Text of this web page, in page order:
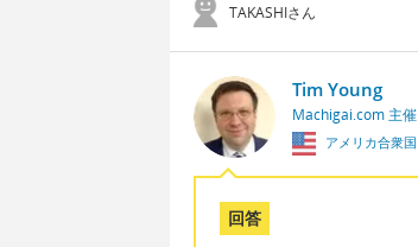
TAKASHIさん
Tim Young
Machigai.com 主催
アメリカ合衆国
回答